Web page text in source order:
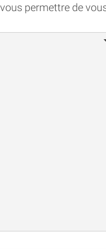
permettre de